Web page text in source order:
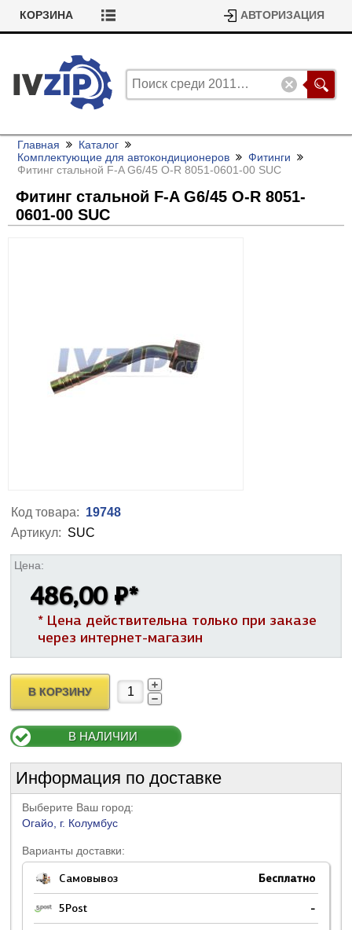
КОРЗИНА АВТОРИЗАЦИЯ
Главная
Каталог
Комплектующие для автокондиционеров
Фитинги
Фитинг стальной F-A G6/45 O-R 8051-0601-00 SUC
Фитинг стальной F-A G6/45 O-R 8051-
0601-00 SUC
Код товара: 19748
Артикул: SUC
Цена:
486,00 ₽*
* Цена действительна только при заказе
через интернет-магазин
В КОРЗИНУ
В НАЛИЧИИ
Информация по доставке
Выберите Ваш город:
Огайо, г. Колумбус
Варианты доставки:
Самовывоз Бесплатно
5Post -